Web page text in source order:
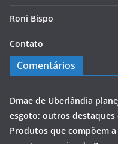
Roni Bispo
Contato
Comentários
Dmae de Uberlândia
esgoto; outros destaques
Produtos que compõem